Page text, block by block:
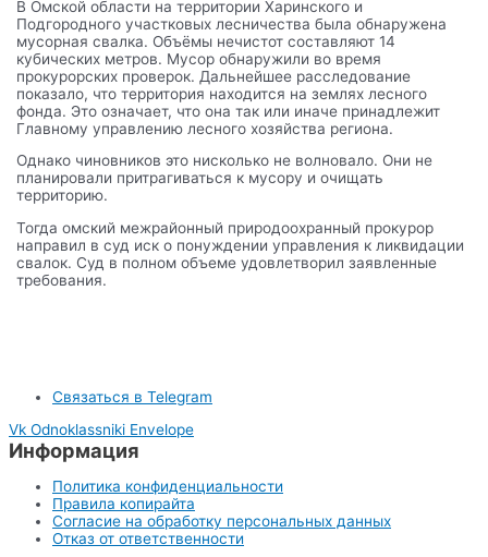
В Омской области на территории Харинского и
Подгородного участковых лесничества была обнаружена
мусорная свалка. Объёмы нечистот составляют 14
кубических метров. Мусор обнаружили во время
прокурорских проверок. Дальнейшее расследование
показало, что территория находится на землях лесного
фонда. Это означает, что она так или иначе принадлежит
Главному управлению лесного хозяйства региона.
Однако чиновников это нисколько не волновало. Они не
планировали притрагиваться к мусору и очищать
территорию.
Тогда омский межрайонный природоохранный прокурор
направил в суд иск о понуждении управления к ликвидации
свалок. Суд в полном объеме удовлетворил заявленные
требования.
Связаться в Telegram
Vk Odnoklassniki Envelope
Информация
Политика конфиденциальности
Правила копирайта
Согласие на обработку персональных данных
Отказ от ответственности